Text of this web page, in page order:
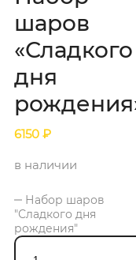
шаров
«Сладкого
дня
6150 ₽
в наличии
Набор шаров
"Сладкого дня
рождения"